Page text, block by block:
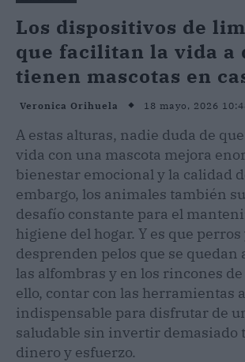
Los dispositivos de
que facilitan la vida a
tienen mascotas en
Veronica Orihuela 18 mayo, 2026
A estas alturas, nadie duda de
vida con una mascota mejora
bienestar emocional y la calidad
embargo, los animales también
desafío constante para el
higiene del hogar. Y es que perros
desprenden pelos que se quedan
las alfombras y en los rincones de
ello, contar con las herramientas
indispensable para disfrutar de
saludable sin invertir demasiado
dinero y esfuerzo.